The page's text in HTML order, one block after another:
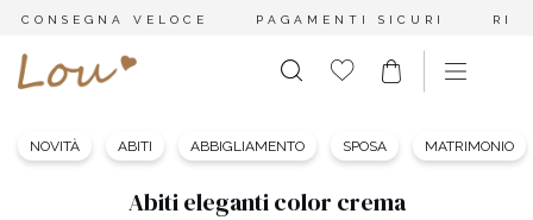
CONSEGNA VELOCE PAGAMENTI SICURI
NOVITÀ ABITI ABBIGLIAMENTO SPOSA MATRIMONIO
Abiti eleganti color crema